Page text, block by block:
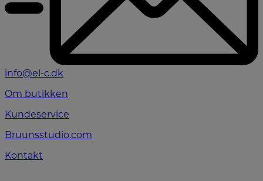
info@el-c.dk
Om butikken
Kundeservice
Bruunsstudio.com
Kontakt